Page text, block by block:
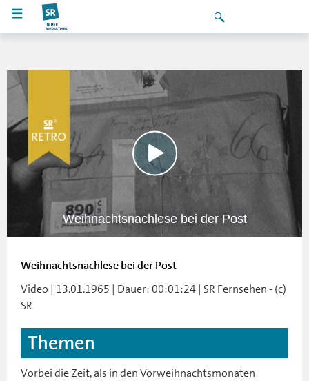
Weihnachtsnachlese bei der Post
Weihnachtsnachlese bei der Post
Video | 13.01.1965 | Dauer: 00:01:24 | SR Fernsehen - (c)
SR
Themen
Vorbei die Zeit, als in den Vorweihnachtsmonaten